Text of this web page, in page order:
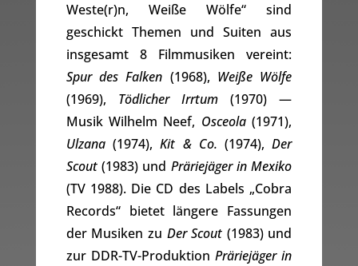
Weste(r)n, Weiße Wölfe“ sind
geschickt Themen und Suiten aus
insgesamt 8 Filmmusiken vereint:
Spur des Falken (1968), Weiße Wölfe
(1969), Tödlicher Irrtum (1970) —
Musik Wilhelm Neef, Osceola(1971),
Ulzana(1974),Kit & Co. (1974),Der
Scout(1983) und Präriejäger in Mexiko
(TV 1988). Die CD des Labels „Cobra
Records“ bietet längere Fassungen
der Musiken zu Der Scout (1983) und
zur DDR-TV-ProduktionPräriejäger in